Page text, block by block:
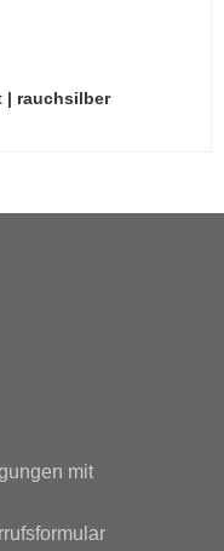
| rauchsilber
mit